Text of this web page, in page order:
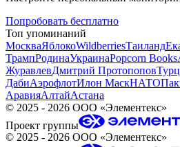
Попробовать бесплатно
Топ упоминаний
МоскваЯблокоWildberriesТаиланд
ТрампРодинаУкраинаPopcorn Books
ЖуравлевДмитрий Протопопов
ДабиАэрофлотИлон МаскНАТО
АравияАлтайАстана
© 2025 - 2026 ООО «Элементекс»
Проект группы
© 2025 - 2026 ООО «Элементекс»